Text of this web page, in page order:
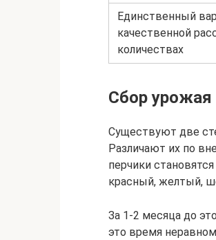
Единственный
качественной
количествах
Сбор урожая
Существуют две
Различают их по
перчики
красный, желтый,
За 1-2 месяца до
это время